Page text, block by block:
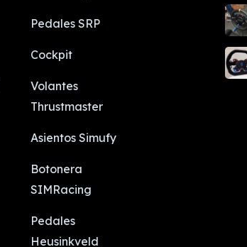
Pedales SRP
Cockpit
Volantes
Thrustmaster
Asientos Simufy
Botonera
SIMRacing
Pedales
Heusinkveld